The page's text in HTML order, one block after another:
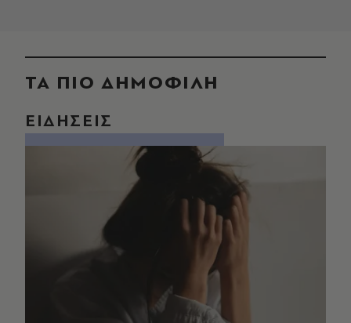
ΤΑ ΠΙΟ ΔΗΜΟΦΙΛΗ
ΕΙΔΗΣΕΙΣ